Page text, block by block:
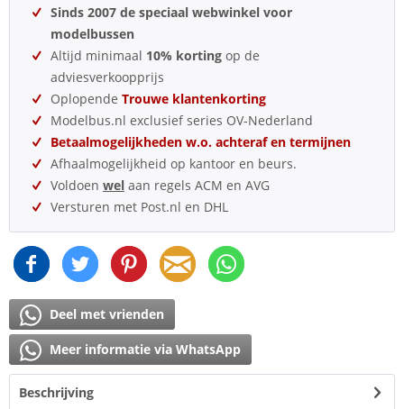
Sinds 2007 de speciaal webwinkel voor
modelbussen
Altijd minimaal 10% korting op de
adviesverkoopprijs
Oplopende Trouwe klantenkorting
Modelbus.nl exclusief series OV-Nederland
Betaalmogelijkheden w.o. achteraf en termijnen
Afhaalmogelijkheid op kantoor en beurs.
Voldoen wel aan regels ACM en AVG
Versturen met Post.nl en DHL
Deel met vrienden
Meer informatie via WhatsApp
Beschrijving